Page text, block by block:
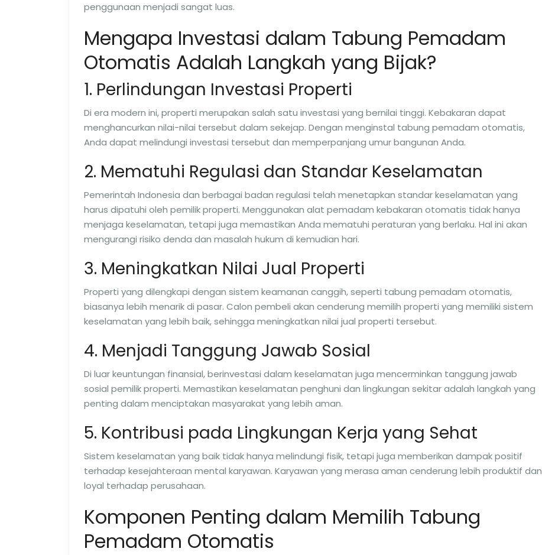
penggunaan menjadi sangat luas.
Mengapa Investasi dalam Tabung Pemadam
Otomatis Adalah Langkah yang Bijak?
1. Perlindungan Investasi Properti
Di era modern ini, properti merupakan salah satu investasi yang bernilai tinggi. Kebakaran dapat
menghancurkan nilai-nilai tersebut dalam sekejap. Dengan menginstal tabung pemadam otomatis,
Anda dapat melindungi investasi tersebut dan memperpanjang umur bangunan Anda.
2. Mematuhi Regulasi dan Standar Keselamatan
Pemerintah Indonesia dan berbagai badan regulasi telah menetapkan standar keselamatan yang
harus dipatuhi oleh pemilik properti. Menggunakan alat pemadam kebakaran otomatis tidak hanya
menjaga keselamatan, tetapi juga memastikan Anda mematuhi peraturan yang berlaku. Hal ini akan
mengurangi risiko denda dan masalah hukum di kemudian hari.
3. Meningkatkan Nilai Jual Properti
Properti yang dilengkapi dengan sistem keamanan canggih, seperti tabung pemadam otomatis,
biasanya lebih menarik di pasar. Calon pembeli akan cenderung memilih properti yang memiliki sistem
keselamatan yang lebih baik, sehingga meningkatkan nilai jual properti tersebut.
4. Menjadi Tanggung Jawab Sosial
Di luar keuntungan finansial, berinvestasi dalam keselamatan juga mencerminkan tanggung jawab
sosial pemilik properti. Memastikan keselamatan penghuni dan lingkungan sekitar adalah langkah yang
penting dalam menciptakan masyarakat yang lebih aman.
5. Kontribusi pada Lingkungan Kerja yang Sehat
Sistem keselamatan yang baik tidak hanya melindungi fisik, tetapi juga memberikan dampak positif
terhadap kesejahteraan mental karyawan. Karyawan yang merasa aman cenderung lebih produktif dan
loyal terhadap perusahaan.
Komponen Penting dalam Memilih Tabung
Pemadam Otomatis